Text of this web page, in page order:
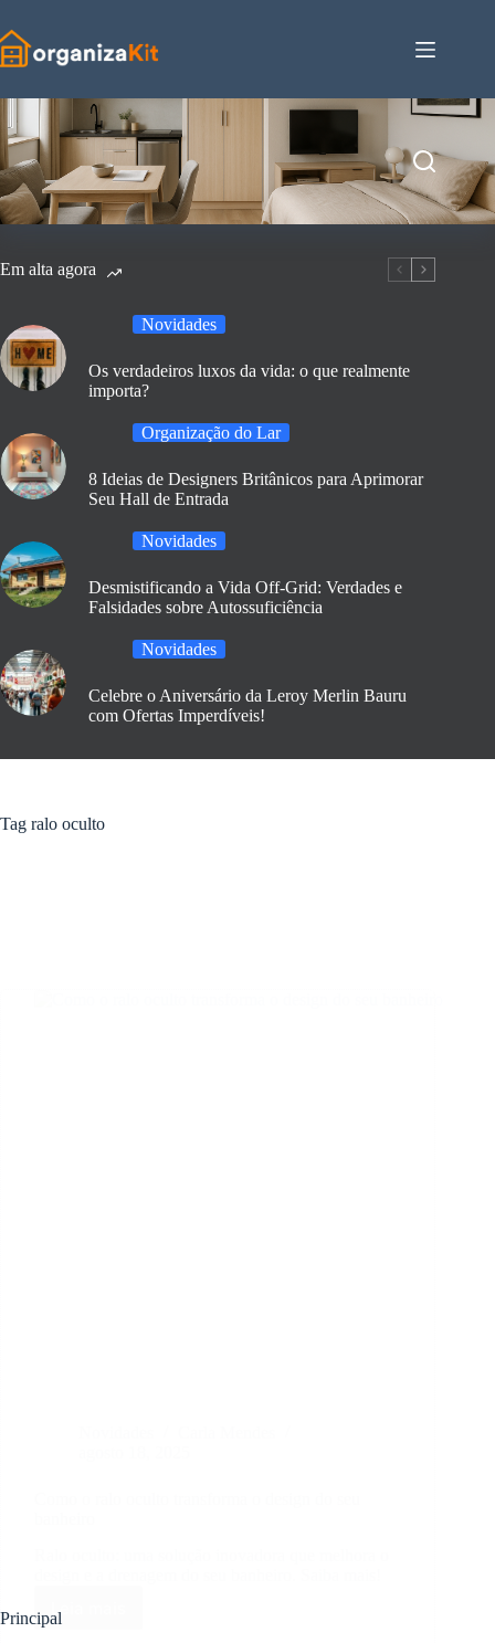
para
o
conteúdo
Em alta agora
Novidades
Os verdadeiros luxos da vida: o que realmente
importa?
Organização do Lar
8 Ideias de Designers Britânicos para Aprimorar
Seu Hall de Entrada
Novidades
Desmistificando a Vida Off-Grid: Verdades e
Falsidades sobre Autossuficiência
Novidades
Celebre o Aniversário da Leroy Merlin Bauru
com Ofertas Imperdíveis!
Tag ralo oculto
Leia mais
Principal